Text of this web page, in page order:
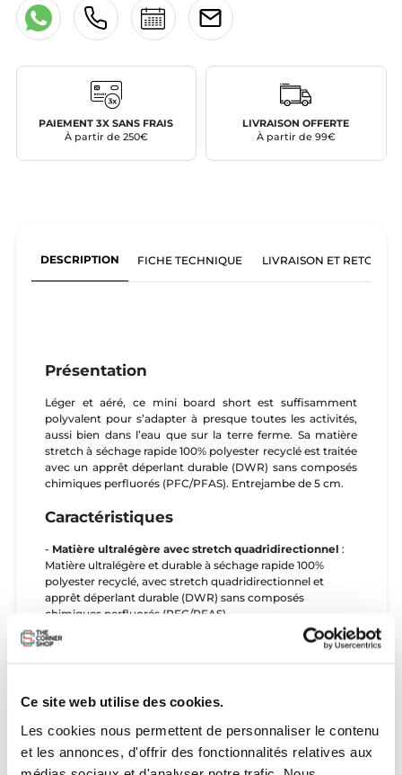
Ce site web utilise des cookies.
Les cookies nous permettent de personnaliser le contenu
et les annonces, d'offrir des fonctionnalités relatives aux
PAIEMENT 3X SANS FRAIS
À partir de 250€
LIVRAISON OFFERTE
À partir de 99€
DESCRIPTION FICHE TECHNIQUE LIVRAISON ET RETOURS
Présentation
Léger et aéré, ce mini board short est suffisamment
polyvalent pour s’adapter à presque toutes les activités,
aussi bien dans l’eau que sur la terre ferme. Sa matière
stretch à séchage rapide 100% polyester recyclé est traitée
avec un apprêt déperlant durable (DWR) sans composés
chimiques perfluorés (PFC/PFAS). Entrejambe de 5 cm.
Caractéristiques
- Matière ultralégère avec stretch quadridirectionnel :
Matière ultralégère et durable à séchage rapide 100%
polyester recyclé, avec stretch quadridirectionnel et
apprêt déperlant durable (DWR) sans composés
chimiques perfluorés (PFC/PFAS)
-
: Taille élastiquée avec cordon de
serrage extérieur pour un ajustement sur mesure et une
plastique anticorrosion, d’une attache pour clés et d’un
empiècement en mesh drainant
Confort sans frottement :Coutures anglaises sur les
frottements